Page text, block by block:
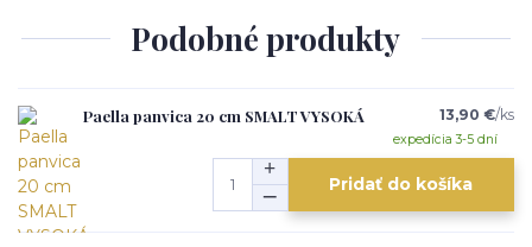
Podobné produkty
Paella panvica 20 cm SMALT VYSOKÁ 13,90 €/ks
expedícia 3-5 dní
Pridať do košíka